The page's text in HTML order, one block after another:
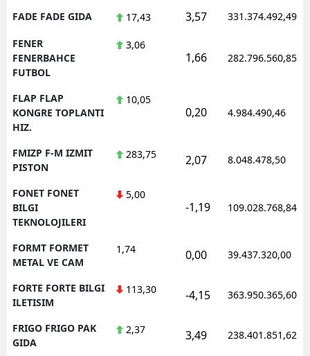
FADE FADE GIDA 17,43 3,57 331.374.492,49
FENER
FENERBAHCE
FUTBOL
3,06
1,66 282.796.560,85
FLAP FLAP
KONGRE TOPLANTI
HIZ.
10,05
0,20 4.984.490,46
FMIZP F-M IZMIT
PISTON
283,75 2,07 8.048.478,50
FONET FONET
BILGI
TEKNOLOJILERI
5,00
-1,19 109.028.768,84
FORMT FORMET
METAL VE CAM
1,74 0,00 39.437.320,00
FORTE FORTE BILGI
ILETISIM
113,30 -4,15 363.950.365,60
FRIGO FRIGO PAK
GIDA
2,37 3,49 238.401.851,62